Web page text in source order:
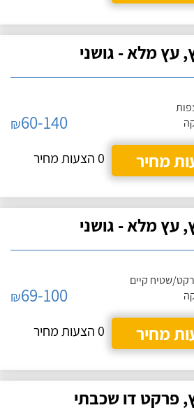
עץ מלא - גושני
₪60-140
מחיר
0 הצעות מחיר
עץ מלא - גושני
שטיח קיים
₪69-100
מחיר
0 הצעות מחיר
פרקט דו שכבתי